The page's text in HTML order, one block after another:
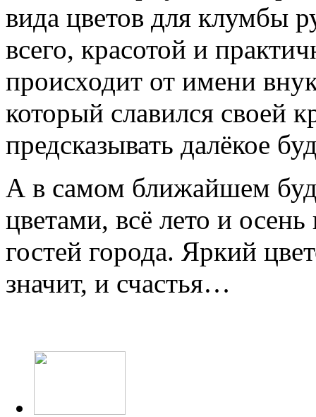
вида цветов для клумбы
всего, красотой и
происходит от имени
который славился своей
предсказывать далёкое
А в самом ближайшем
цветами, всё лето и
гостей города. Яркий
значит, и счастья…